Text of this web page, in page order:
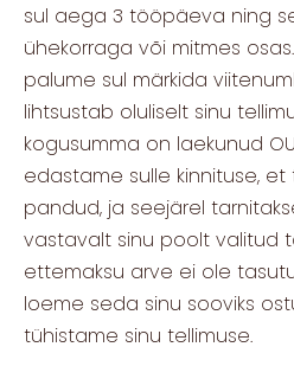
sul aega 3 tööpäeva ning
ühekorraga või mitmes
palume sul märkida
lihtsustab oluliselt sinu
kogusumma on laekunud
edastame sulle kinnituse,
pandud, ja seejärel
vastavalt sinu poolt valitud
ettemaksu arve ei ole
loeme seda sinu sooviks
tühistame sinu tellimuse.